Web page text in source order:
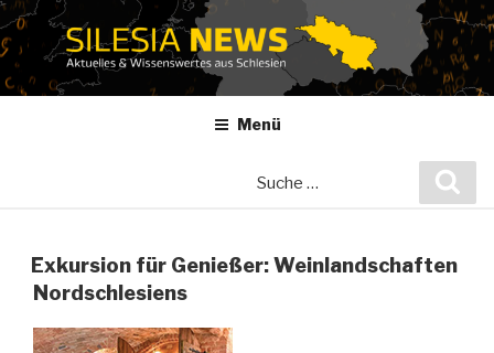
Zum
Inhalt
springen
Menü
Exkursion für Genießer: Weinlandschaften
Nordschlesiens